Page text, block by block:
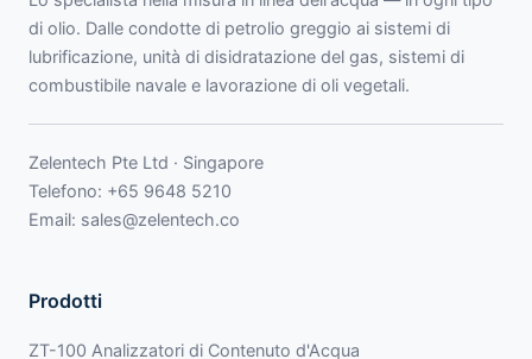
di olio. Dalle condotte di petrolio greggio ai sistemi di
lubrificazione, unità di disidratazione del gas, sistemi di
combustibile navale e lavorazione di oli vegetali.
Zelentech Pte Ltd · Singapore
Telefono: +65 9648 5210
Email: sales@zelentech.co
Prodotti
ZT-100 Analizzatori di Contenuto d'Acqua